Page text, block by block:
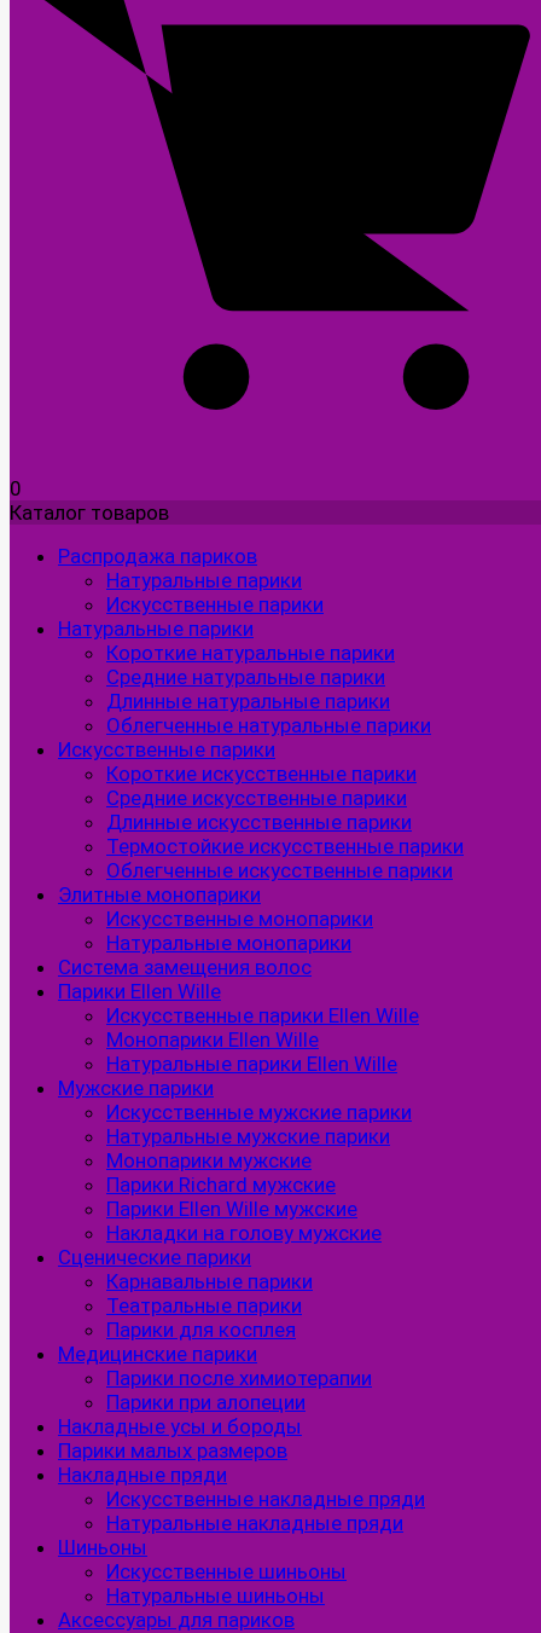
0
Каталог товаров
Распродажа париков
Натуральные парики
Искусственные парики
Натуральные парики
Короткие натуральные парики
Средние натуральные парики
Длинные натуральные парики
Облегченные натуральные парики
Искусственные парики
Короткие искусственные парики
Средние искусственные парики
Длинные искусственные парики
Термостойкие искусственные парики
Облегченные искусственные парики
Элитные монопарики
Искусственные монопарики
Натуральные монопарики
Система замещения волос
Парики Ellen Wille
Искусственные парики Ellen Wille
Монопарики Ellen Wille
Натуральные парики Ellen Wille
Мужские парики
Искусственные мужские парики
Натуральные мужские парики
Монопарики мужские
Парики Richard мужские
Парики Ellen Wille мужские
Накладки на голову мужские
Сценические парики
Карнавальные парики
Театральные парики
Парики для косплея
Медицинские парики
Парики после химиотерапии
Парики при алопеции
Накладные усы и бороды
Парики малых размеров
Накладные пряди
Искусственные накладные пряди
Натуральные накладные пряди
Шиньоны
Искусственные шиньоны
Натуральные шиньоны
Аксессуары для париков